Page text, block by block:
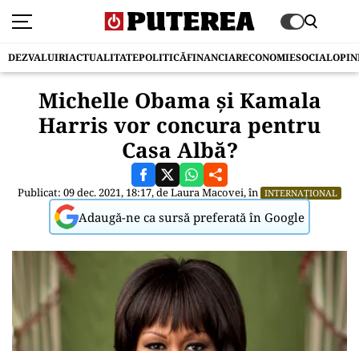
DEZVALUIRIACTUALITATEPOLITICĂFINANCIARECONOMIESOCIAL
Michelle Obama și Kamala
Harris vor concura pentru
Casa Albă?
Publicat: 09 dec. 2021, 18:17, deLaura Macovei, în INTERNAȚIONAL
Adaugă-ne ca sursă preferată în Google